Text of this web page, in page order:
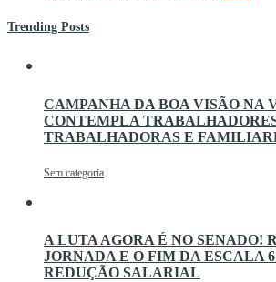
Trending Posts
CAMPANHA DA BOA VISÃO NA
CONTEMPLA
TRABALHADORAS E
Sem categoria
A LUTA AGORA É NO SENADO!
JORNADA E O FIM DA ESCALA
REDUÇÃO SALARIAL